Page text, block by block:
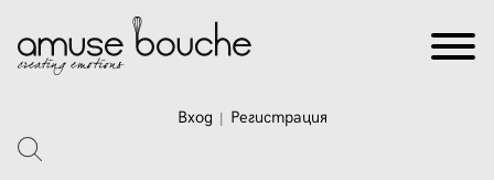
Вход Регистрация